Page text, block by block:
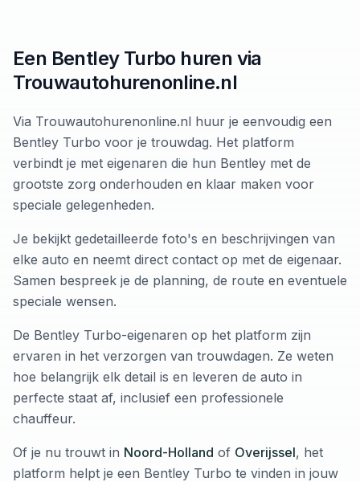
Een Bentley Turbo huren via
Trouwautohurenonline.nl
Via Trouwautohurenonline.nl huur je eenvoudig een
Bentley Turbo voor je trouwdag. Het platform
verbindt je met eigenaren die hun Bentley met de
grootste zorg onderhouden en klaar maken voor
speciale gelegenheden.
Je bekijkt gedetailleerde foto's en beschrijvingen van
elke auto en neemt direct contact op met de eigenaar.
Samen bespreek je de planning, de route en eventuele
speciale wensen.
De Bentley Turbo-eigenaren op het platform zijn
ervaren in het verzorgen van trouwdagen. Ze weten
hoe belangrijk elk detail is en leveren de auto in
perfecte staat af, inclusief een professionele
chauffeur.
Of je nu trouwt in Noord-Holland of Overijssel, het
platform helpt je een Bentley Turbo te vinden in jouw